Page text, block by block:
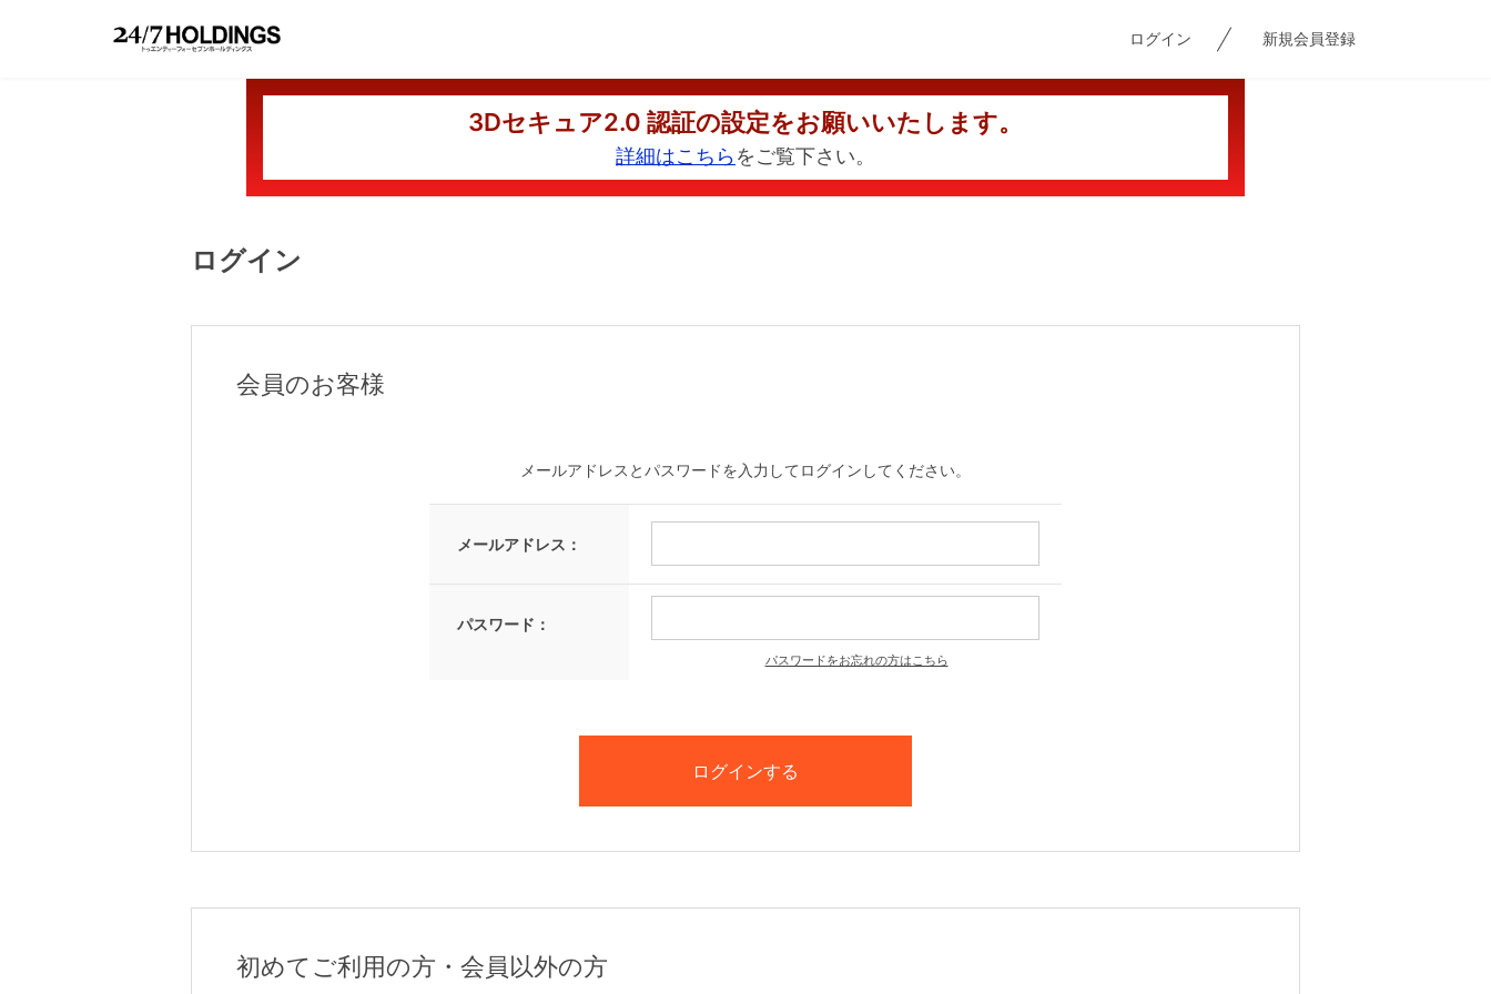
ログイン 新規会員登録
3Dセキュア2.0 認証の設定をお願いいたします。
詳細はこちらをご覧下さい。
ログイン
会員のお客様
メールアドレスとパスワードを入力してログインしてください。
メールアドレス：
パスワード：
パスワードをお忘れの方はこちら
初めてご利用の方・会員以外の方